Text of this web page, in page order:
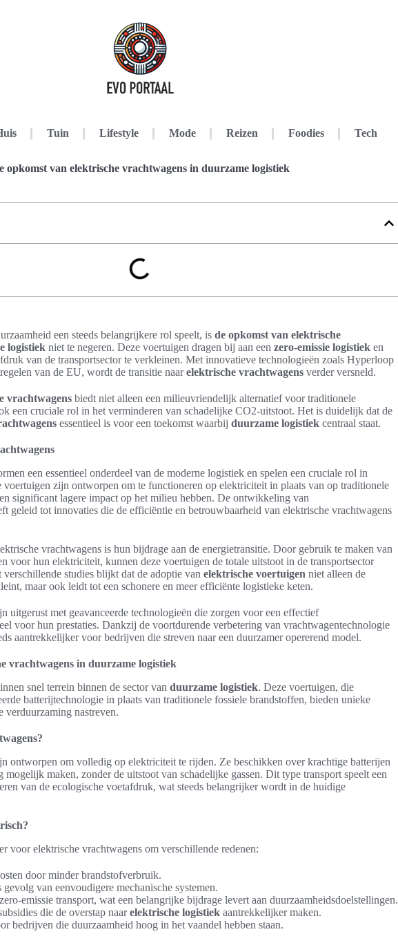
Tuin Lifestyle Mode Reizen Foodies Tech
opkomst van elektrische vrachtwagens in duurzame logistiek
een steeds belangrijkere rol speelt, is de opkomst van elektrische
logistiek niet te negeren. Deze voertuigen dragen bij aan een zero-emissie logistiek en
van de transportsector te verkleinen. Met innovatieve technologieën zoals Hyperloop
van de EU, wordt de transitie naarelektrische vrachtwagens verder versneld.
vrachtwagens biedt niet alleen een milieuvriendelijk alternatief voor traditionele
een cruciale rol in het verminderen van schadelijke CO2-uitstoot. Het is duidelijk dat de
essentieel is voor een toekomst waarbij duurzame logistiek centraal staat.
een essentieel onderdeel van de moderne logistiek en spelen een cruciale rol in
voertuigen zijn ontworpen om te functioneren op elektriciteit in plaats van op traditionele
significant lagere impact op het milieu hebben. De ontwikkeling van
geleid tot innovaties die de efficiëntie en betrouwbaarheid van elektrische vrachtwagens
vrachtwagens is hun bijdrage aan de energietransitie. Door gebruik te maken van
voor hun elektriciteit, kunnen deze voertuigen de totale uitstoot in de transportsector
studies blijkt dat de adoptie van elektrische voertuigen niet alleen de
maar ook leidt tot een schonere en meer efficiënte logistieke keten.
uitgerust met geavanceerde technologieën die zorgen voor een effectief
voor hun prestaties. Dankzij de voortdurende verbetering van vrachtwagentechnologie
aantrekkelijker voor bedrijven die streven naar een duurzamer opererend model.
vrachtwagens in duurzame logistiek
snel terrein binnen de sector van duurzame logistiek. Deze voertuigen, die
batterijtechnologie in plaats van traditionele fossiele brandstoffen, bieden unieke
nastreven.
ontworpen om volledig op elektriciteit te rijden. Ze beschikken over krachtige batterijen
maken, zonder de uitstoot van schadelijke gassen. Dit type transport speelt een
van de ecologische voetafdruk, wat steeds belangrijker wordt in de huidige
voor elektrische vrachtwagens om verschillende redenen:
door minder brandstofverbruik.
van eenvoudigere mechanische systemen.
emissie transport, wat een belangrijke bijdrage levert aan duurzaamheidsdoelstellingen.
die de overstap naarelektrische logistiek aantrekkelijker maken.
bedrijven die duurzaamheid hoog in het vaandel hebben staan.